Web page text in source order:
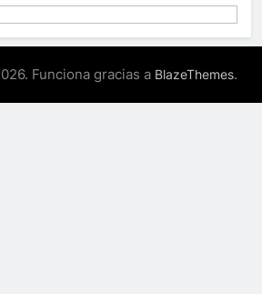
Funciona gracias a BlazeThemes.